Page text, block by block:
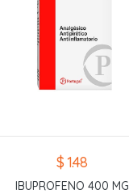
$ 1.48
IBUPROFENO 400 MG